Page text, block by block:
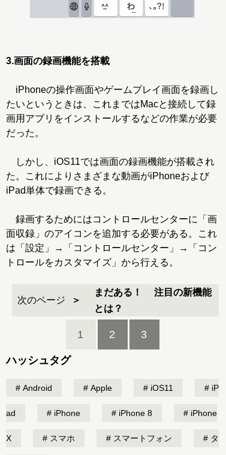
3.画面の録画機能を搭載
iPhoneの操作画面やゲームプレイ画面を録画し
たいというときは、これまではMacと接続して録
画用アプリをインストールするなどの作業が必要
だった。
しかし、iOS11では画面の録画機能が搭載され
た。これによりさまざまな動画がiPhoneおよび
iPad単体で録画できる。
録画するためにはコントロールセンターに「画
面収録」のアイコンを追加する必要がある。これ
は「設定」→「コントロールセンター」→「コン
トロールをカスタマイズ」から行える。
次のページ
まだある！ 注目の新機能
とは？
1 2 3
ハッシュタグ
Android Apple iOS11 iP
ad iPhone iPhone 8 iPhone
X スマホ スマートフォン タ